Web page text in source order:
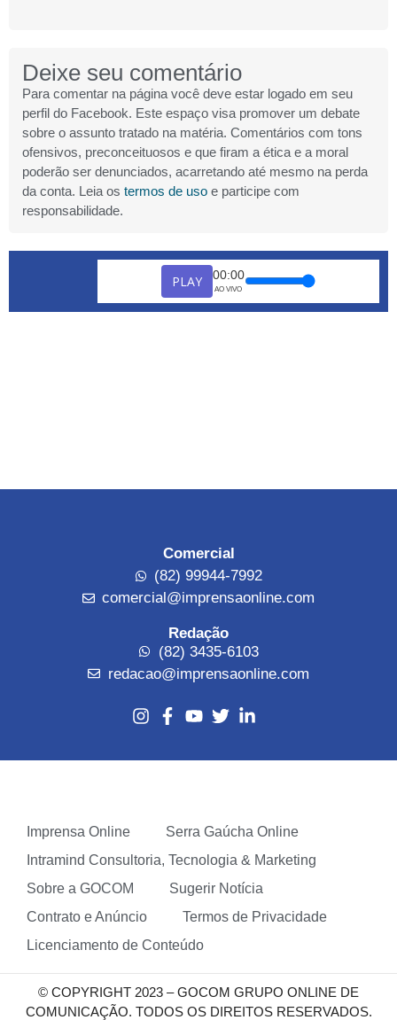
Deixe seu comentário
Para comentar na página você deve estar logado em seu
perfil do Facebook. Este espaço visa promover um debate
sobre o assunto tratado na matéria. Comentários com tons
ofensivos, preconceituosos e que firam a ética e a moral
poderão ser denunciados, acarretando até mesmo na perda
da conta. Leia os termos de uso e participe com
responsabilidade.
PLAY 00:00
AO VIVO
Comercial
(82) 99944-7992
comercial@imprensaonline.com
Redação
(82) 3435-6103
redacao@imprensaonline.com
Imprensa Online
Serra Gaúcha Online
Intramind Consultoria, Tecnologia & Marketing
Sobre a GOCOM
Sugerir Notícia
Contrato e Anúncio
Termos de Privacidade
Licenciamento de Conteúdo
© COPYRIGHT 2023 – GOCOM GRUPO ONLINE DE
COMUNICAÇÃO. TODOS OS DIREITOS RESERVADOS.